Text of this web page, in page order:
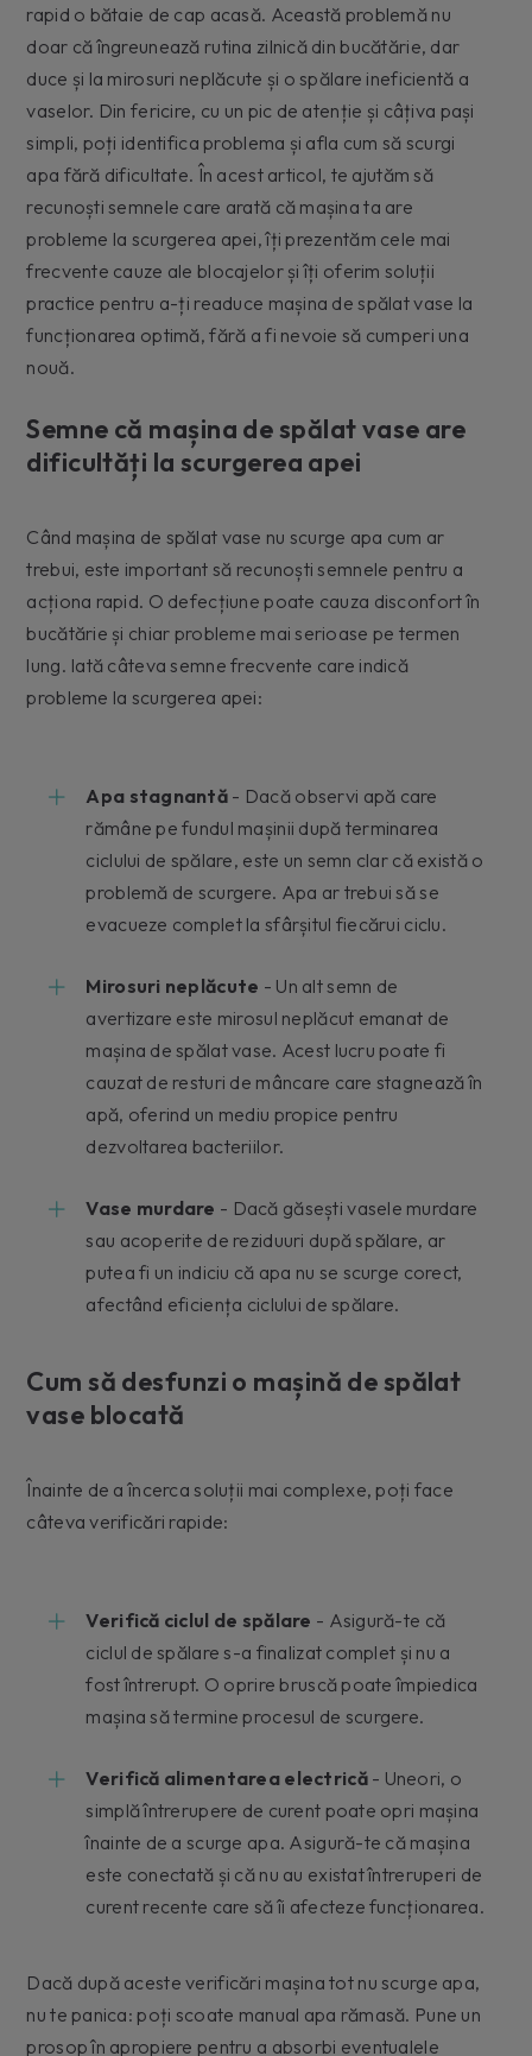
rapid o bătaie de cap acasă. Această problemă nu
doar că îngreunează rutina zilnică din bucătărie, dar
duce și la mirosuri neplăcute și o spălare ineficientă a
vaselor. Din fericire, cu un pic de atenție și câțiva pași
simpli, poți identifica problema și afla cum să scurgi
apa fără dificultate. În acest articol, te ajutăm să
recunoști semnele care arată că mașina ta are
probleme la scurgerea apei, îți prezentăm cele mai
frecvente cauze ale blocajelor și îți oferim soluții
practice pentru a-ți readuce mașina de spălat vase la
funcționarea optimă, fără a fi nevoie să cumperi una
nouă.
Semne că mașina de spălat vase are
dificultăți la scurgerea apei
Când mașina de spălat vase nu scurge apa cum ar
trebui, este important să recunoști semnele pentru a
acționa rapid. O defecțiune poate cauza disconfort în
bucătărie și chiar probleme mai serioase pe termen
lung. Iată câteva semne frecvente care indică
probleme la scurgerea apei:
Apa stagnantă - Dacă observi apă care
rămâne pe fundul mașinii după terminarea
ciclului de spălare, este un semn clar că există o
problemă de scurgere. Apa ar trebui să se
evacueze complet la sfârșitul fiecărui ciclu.
Mirosuri neplăcute - Un alt semn de
avertizare este mirosul neplăcut emanat de
mașina de spălat vase. Acest lucru poate fi
cauzat de resturi de mâncare care stagnează în
apă, oferind un mediu propice pentru
dezvoltarea bacteriilor.
Vase murdare - Dacă găsești vasele murdare
sau acoperite de reziduuri după spălare, ar
putea fi un indiciu că apa nu se scurge corect,
afectând eficiența ciclului de spălare.
Cum să desfunzi o mașină de spălat
vase blocată
Înainte de a încerca soluții mai complexe, poți face
câteva verificări rapide:
Verifică ciclul de spălare - Asigură-te că
ciclul de spălare s-a finalizat complet și nu a
fost întrerupt. O oprire bruscă poate împiedica
mașina să termine procesul de scurgere.
Verifică alimentarea electrică- Uneori, o
simplă întrerupere de curent poate opri mașina
înainte de a scurge apa. Asigură-te că mașina
este conectată și că nu au existat întreruperi de
curent recente care să îi afecteze funcționarea.
Dacă după aceste verificări mașina tot nu scurge apa,
nu te panica: poți scoate manual apa rămasă. Pune un
prosop în apropiere pentru a absorbi eventualele